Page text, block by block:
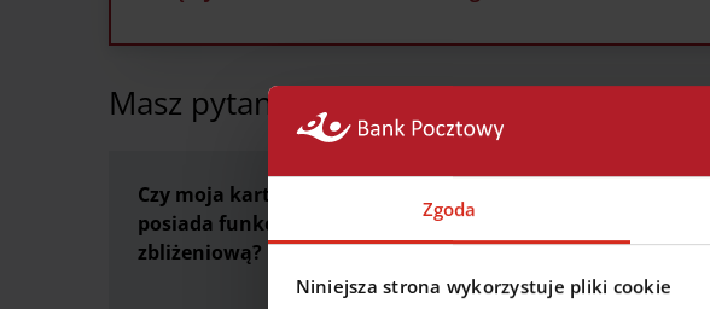
Zgoda
Niniejsza strona wykorzystuje pliki cookie
Masz pytania? My mamy odpowiedzi
Czy moja karta
posiada funkcję
zbliżeniową?
zrobić jeśli zgubię
kartę?